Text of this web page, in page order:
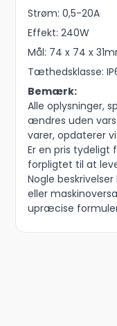
Strøm: 0,5-20A
Effekt: 240W
Mål: 74 x 74 x
Tæthedsklasse:
Bemærk:
Alle oplysninger,
ændres uden
varer, opdaterer
Er en pris tydeligt
forpligtet til at
Nogle
eller
upræcise